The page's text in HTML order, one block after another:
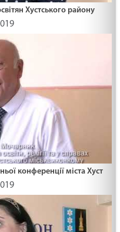
Хустського району
конференції міста Хуст